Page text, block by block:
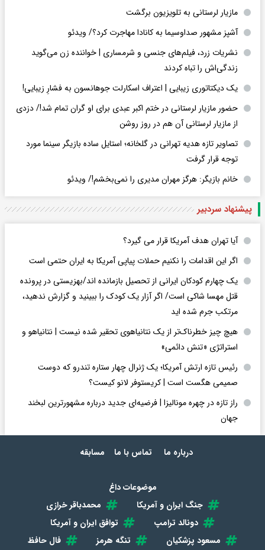
مازیار لرستانی به تلویزیون برگشت
آشپز مشهور صداوسیما به کانادا مهاجرت کرد؟/ ویدئو
نشریات زرد، فیلم‌های جنسی و شرمساری | خواننده زن می‌گوید
زندگی‌اش را تباه کردند
یک دیکتاتوری زیبایی | اعتراف اسکارلت جوهانسون به فشارِ زیبایی!
حضور مازیار لرستانی در ختم اکبر عبدی برای او گران تمام شد!/ دزدی
از مازیار لرستانی آن هم در روز روشن
تصاویر تازه هدیه تهرانی در گلخانه؛ استایل ساده بازیگر سینما مورد
توجه قرار گرفت
خانم بازیگر: هرگز مهران مدیری را نمی‌بخشم!/ ویدئو
پیشنهاد سردبیر
آیا تهران هدف آمریکا قرار می گیرد؟
اگر این اقدامات را نکنیم حملات پیاپی آمریکا به ایران حتمی است
یک چهارم کودکان ایرانی از تحصیل بازمانده اند/بهزیستی در پرونده
قتل مهسا شاکی است/ اگر آزار یک کودک را ببینید و گزارش ندهید،
مرتکب جرم شده اید
هیچ چیز خطرناک‌تر از یک نتانیاهوی تحقیر شده نیست | نتانیاهو و
استراتژی «تنش دائمی»
رئیس تازه ارتش آمریکا؛ یک ژنرال چهار ستاره تندرو که دوست
صمیمی هگست است | کریستوفر لانو کیست؟
راز تازه در چهره مونالیزا | فرضیه‌ای جدید درباره مشهورترین لبخند
جهان
درباره ما تماس با ما مسابقه
موضوعات داغ
جنگ ایران و آمریکا
محمدباقر خرازی
دونالد ترامپ
توافق ایران و آمریکا
مسعود پزشکیان
تنگه هرمز فال حافظ